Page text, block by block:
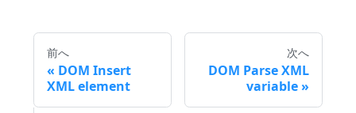
前へ
DOM Insert
XML element
次へ
DOM Parse XML
variable